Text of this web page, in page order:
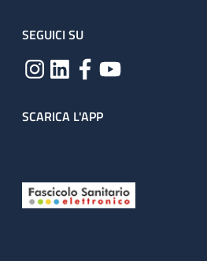
SEGUICI SU
SCARICA L'APP